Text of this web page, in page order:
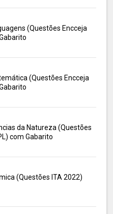
(Questões Encceja
(Questões Encceja
da Natureza (Questões
com Gabarito
(Questões ITA 2022)